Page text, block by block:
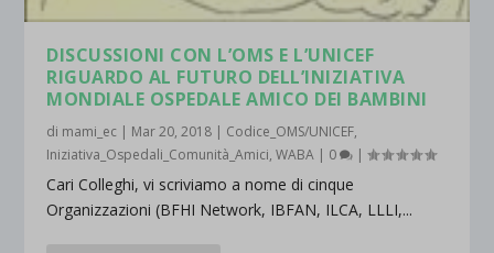
DISCUSSIONI CON L’OMS E L’UNICEF
RIGUARDO AL FUTURO DELL’INIZIATIVA
MONDIALE OSPEDALE AMICO DEI BAMBINI
di mami_ec | Mar 20, 2018 | Codice_OMS/UNICEF,
Iniziativa_Ospedali_Comunità_Amici,WABA | 0 |
Cari Colleghi, vi scriviamo a nome di cinque
Organizzazioni (BFHI Network, IBFAN, ILCA, LLLI,...